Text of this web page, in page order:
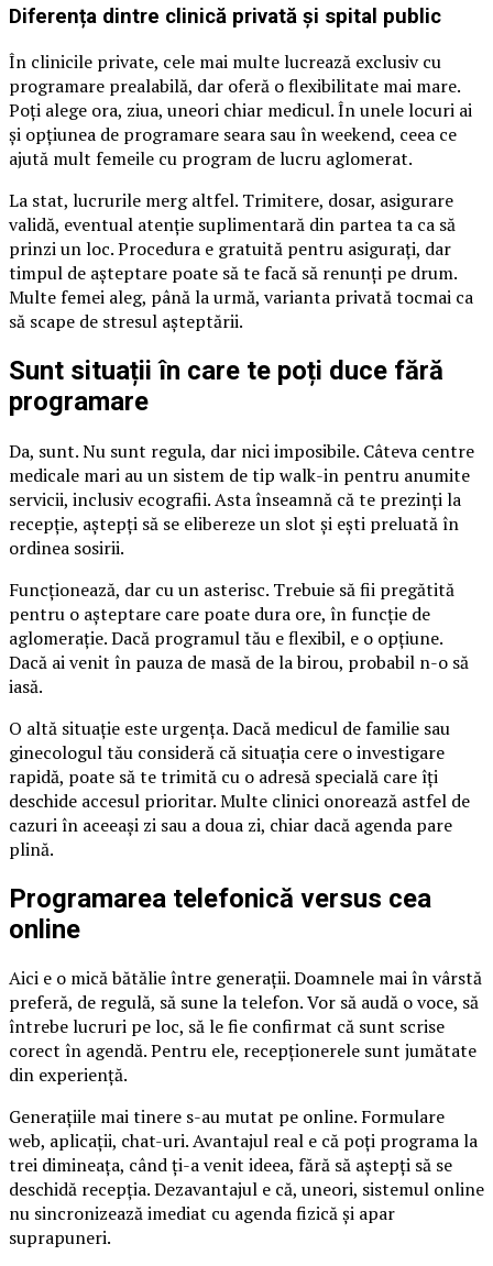
Diferența dintre clinică privată și spital public
În clinicile private, cele mai multe lucrează exclusiv cu
programare prealabilă, dar oferă o flexibilitate mai mare.
Poți alege ora, ziua, uneori chiar medicul. În unele locuri ai
și opțiunea de programare seara sau în weekend, ceea ce
ajută mult femeile cu program de lucru aglomerat.
La stat, lucrurile merg altfel. Trimitere, dosar, asigurare
validă, eventual atenție suplimentară din partea ta ca să
prinzi un loc. Procedura e gratuită pentru asigurați, dar
timpul de așteptare poate să te facă să renunți pe drum.
Multe femei aleg, până la urmă, varianta privată tocmai ca
să scape de stresul așteptării.
Sunt situații în care te poți duce fără
programare
Da, sunt. Nu sunt regula, dar nici imposibile. Câteva centre
medicale mari au un sistem de tip walk-in pentru anumite
servicii, inclusiv ecografii. Asta înseamnă că te prezinți la
recepție, aștepți să se elibereze un slot și ești preluată în
ordinea sosirii.
Funcționează, dar cu un asterisc. Trebuie să fii pregătită
pentru o așteptare care poate dura ore, în funcție de
aglomerație. Dacă programul tău e flexibil, e o opțiune.
Dacă ai venit în pauza de masă de la birou, probabil n-o să
iasă.
O altă situație este urgența. Dacă medicul de familie sau
ginecologul tău consideră că situația cere o investigare
rapidă, poate să te trimită cu o adresă specială care îți
deschide accesul prioritar. Multe clinici onorează astfel de
cazuri în aceeași zi sau a doua zi, chiar dacă agenda pare
plină.
Programarea telefonică versus cea
online
Aici e o mică bătălie între generații. Doamnele mai în vârstă
preferă, de regulă, să sune la telefon. Vor să audă o voce, să
întrebe lucruri pe loc, să le fie confirmat că sunt scrise
corect în agendă. Pentru ele, recepționerele sunt jumătate
din experiență.
Generațiile mai tinere s-au mutat pe online. Formulare
web, aplicații, chat-uri. Avantajul real e că poți programa la
trei dimineața, când ți-a venit ideea, fără să aștepți să se
deschidă recepția. Dezavantajul e că, uneori, sistemul online
nu sincronizează imediat cu agenda fizică și apar
suprapuneri.